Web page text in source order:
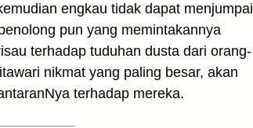
engkau tidak dapat menjumpai
pun yang memintakannya
terhadap tuduhan dusta dari orang-
nikmat yang paling besar, akan
terhadap mereka.